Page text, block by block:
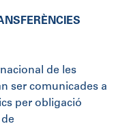
de les
ser comunicades a
per obligació